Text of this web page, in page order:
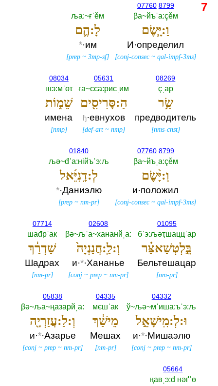
07760 8799
βа~йъˈа:çěм
וַ:יָּ֧שֶׂם
И·определил
[conj-consec ~qal-impf-3ms]
ља:~ғˈěм
לָ:הֶ֛ם
*·им
[prep ~3mp-sf]
08269
çˌар
שַׂ֥ר
предводитель
[nms-cnst]
05631
ға~сса:рисˌим
הַ:סָּרִיסִ֖ים
ђ·евнухов
[def-art ~nmp]
08034
шэ:мˈөτ
שֵׁמ֑וֹת
имена
[nmp]
07760 8799
βа~йъˌа:çěм
וַ:יָּ֨שֶׂם
и·положил
[conj-consec ~qal-impf-3ms]
01840
љә~đˈа:нiйъˈэ:љ
לְ:דָֽנִיֵּ֜אל
*·Даниэлю
[prep ~nm-pr]
01095
бˈэ:љәҭшаццˈар
בֵּ֣לְטְשַׁאצַּ֗ר
Бельтешацар
[nm-pr]
02608
βә~љˈа~хананйˌа:‎
וְ:לַֽ:חֲנַנְיָה֙
и·*·Хананье
[conj ~prep ~nm-pr]
07714
шаđрˈак
שַׁדְרַ֔ךְ
Шадрах
[nm-pr]
04332
ў~љә~мˈиша:ъˈэ:љ
וּ:לְ:מִֽישָׁאֵ֣ל
и·*·Мишаэлю
[conj~ prep~ nm-pr]
04335
мєшˈак
מֵישַׁ֔ךְ
Мешах
[nm-pr]
05838
βә~ља~ңазарйˌа:‎
וְ:לַ:עֲזַרְיָ֖ה
и·*·Азарье
[conj ~prep ~nm-pr]
05664
ңавˌэ:đ нәґˈө
7